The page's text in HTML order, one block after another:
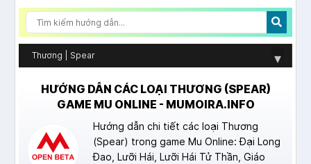
Thương | Spear ▾
HƯỚNG DẪN CÁC LOẠI THƯƠNG (SPEAR)
GAME MU ONLINE - MUMOIRA.INFO
Hướng dẫn chi tiết các loại Thương
(Spear) trong game Mu Online: Đại Long
Đao, Lưỡi Hái, Lưỡi Hái Tử Thần, Giáo